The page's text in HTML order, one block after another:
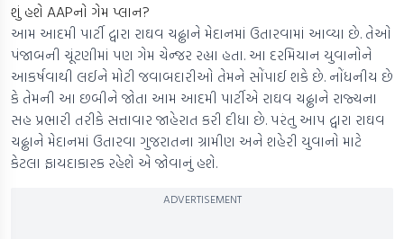
શું હશે AAPનો ગેમ પ્લાન?
આમ આદમી પાર્ટી દ્વારા રાઘવ ચઢ્ઢાને મેદાનમાં ઉતારવામાં આવ્યા છે. તેઓ
પંજાબની ચૂંટણીમાં પણ ગેમ ચેન્જર રહ્યા હતા. આ દરમિયાન યુવાનોને
આકર્ષવાથી લઈને મોટી જવાબદારીઓ તેમને સોંપાઈ શકે છે. નોંધનીય છે
કે તેમની આ છબીને જોતા આમ આદમી પાર્ટીએ રાઘવ ચઢ્ઢાને રાજ્યના
સહ પ્રભારી તરીકે સત્તાવાર જાહેરાત કરી દીધા છે. પરંતુ આપ દ્વારા રાઘવ
ચઢ્ઢાને મેદાનમાં ઉતારવા ગુજરાતના ગ્રામીણ અને શહેરી યુવાનો માટે
કેટલા ફાયદાકારક રહેશે એ જોવાનું હશે.
ADVERTISEMENT